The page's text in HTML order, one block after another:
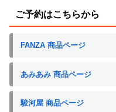
ご予約はこちらから
FANZA 商品ページ
あみあみ 商品ページ
駿河屋 商品ページ